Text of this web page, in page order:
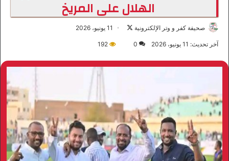
الهلال على المريخ
صحيفة كفر و وتر الإلكترونية
ى
X
11 يونيو، 2026
آخر تحديث: 11 يونيو، 2026 0
192